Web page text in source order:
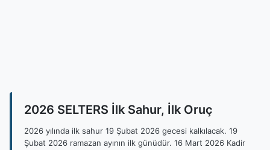
2026 SELTERS İlk Sahur, İlk Oruç
2026 yılında ilk sahur 19 Şubat 2026 gecesi kalkılacak. 19
Şubat 2026 ramazan ayının ilk günüdür. 16 Mart 2026 Kadir